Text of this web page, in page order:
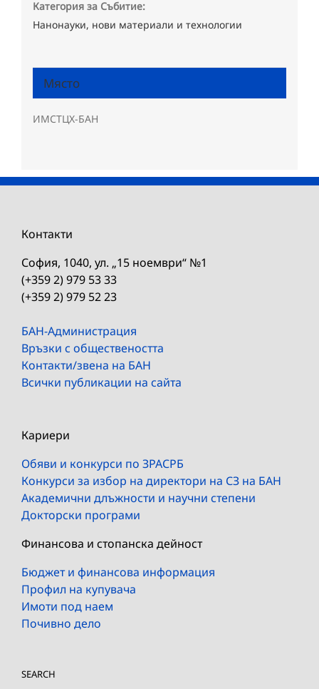
Категория за Събитие:
Нанонауки, нови материали и технологии
Място
ИМСТЦХ-БАН
Контакти
София, 1040, ул. „15 ноември“ №1
(+359 2) 979 53 33
(+359 2) 979 52 23
БАН-Администрация
Връзки с обществеността
Контакти/звена на БАН
Всички публикации на сайта
Кариери
Обяви и конкурси по ЗРАСРБ
Конкурси за избор на директори на СЗ на БАН
Академични длъжности и научни степени
Докторски програми
Финансова и стопанска дейност
Бюджет и финансова информация
Профил на купувача
Имоти под наем
Почивно дело
SEARCH